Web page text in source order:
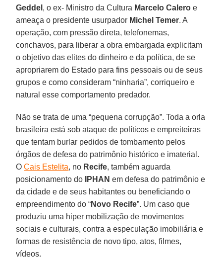
Geddel , o ex- Ministro da Cultura Marcelo Calero e
ameaça o presidente usurpador Michel Temer. A
operação, com pressão direta, telefonemas,
conchavos, para liberar a obra embargada explicitam
o objetivo das elites do dinheiro e da política, de se
apropriarem do Estado para fins pessoais ou de seus
grupos e como consideram “ninharia”, corriqueiro e
natural esse comportamento predador.
Não se trata de uma “pequena corrupção”. Toda a orla
brasileira está sob ataque de políticos e empreiteiras
que tentam burlar pedidos de tombamento pelos
órgãos de defesa do patrimônio histórico e imaterial.
OCais Estelita, no Recife, também aguarda
posicionamento do
IPHAN em defesa do patrimônio e
da cidade e de seus habitantes ou beneficiando o
empreendimento do “Novo Recife”. Um caso que
produziu uma hiper mobilização de movimentos
sociais e culturais, contra a especulação imobiliária e
formas de resistência de novo tipo, atos, filmes,
vídeos.